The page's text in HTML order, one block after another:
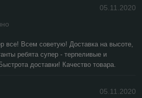
05.11.2020
все! Всем советую! Доставка на высоте,
ребята супер - терпеливые и
доставки! Качество товара.
05.11.2020